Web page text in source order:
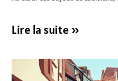
Lire la suite »